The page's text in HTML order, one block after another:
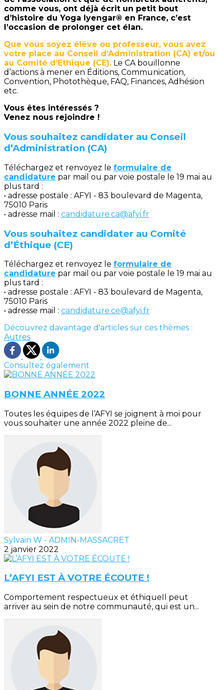
comme vous, ont déjà écrit un petit bout
d’histoire du Yoga Iyengar® en France, c’est
l’occasion de prolonger cet élan.
Que vous soyez élève ou professeur, vous avez
votre place au Conseil d’Administration (CA) et/ou
au Comité d’Ethique (CE). Le CA bouillonne
d’actions à mener en Éditions, Communication,
Convention, Photothèque, FAQ, Finances, Adhésion
etc.
Vous êtes intéressés ?
Venez nous rejoindre !
Vous souhaitez candidater au Conseil
d’Administration (CA)
Téléchargez et renvoyez le formulaire de
candidature par mail ou par voie postale le 19 mai au
plus tard :
• adresse postale : AFYI - 83 boulevard de Magenta,
75010 Paris
• adresse mail : candidature.ca@afyi.fr
Vous souhaitez candidater au Comité
d’Éthique (CE)
Téléchargez et renvoyez le formulaire de
candidature par mail ou par voie postale le 19 mai au
plus tard :
• adresse postale : AFYI - 83 boulevard de Magenta,
75010 Paris
• adresse mail : candidature.ce@afyi.fr
Découvrez davantage d'articles sur ces thèmes :
Autres
Consultez également
BONNE ANNÉE 2022
Toutes les équipes de l’AFYI se joignent à moi pour
vous souhaiter une année 2022 pleine de...
Sylvain W - ADMIN-MASSACRET
2 janvier 2022
L’AFYI EST À VOTRE ÉCOUTE !
Comportement respectueux et éthiqueIl peut
arriver au sein de notre communauté, qui est un...